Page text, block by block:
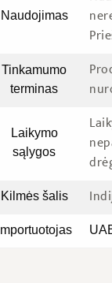
Naudojimas
Tinkamumo
terminas
Laikymo
sąlygos
Kilmės šalis
Importuotojas